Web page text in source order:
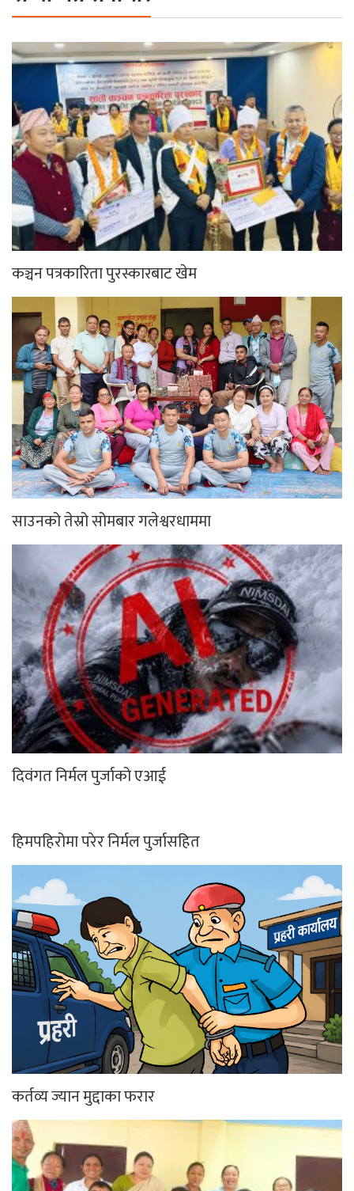
कञ्चन पत्रकारिता पुरस्कारबाट खेम
साउनको तेस्रो सोमबार गलेश्वरधाममा
दिवंगत निर्मल पुर्जाको एआई
हिमपहिरोमा परेर निर्मल पुर्जासहित
कर्तव्य ज्यान मुद्दाका फरार